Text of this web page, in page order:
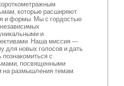
которые расширяют
и формы. Мы с гордостью
и
Наша миссия —
для новых голосов и дать
с
посвященными
на размышления темам.